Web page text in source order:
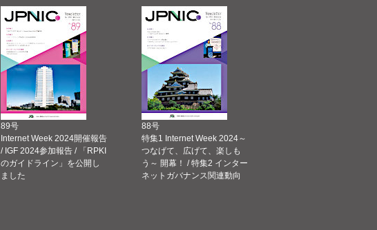
89号
Internet Week 2024開催報告
/ IGF 2024参加報告 / 「RPKI
のガイドライン」を公開し
ました
88号
特集1 Internet Week 2024～
つなげて、広げて、楽しも
う～ 開幕！ / 特集2 インター
ネットガバナンス関連動向